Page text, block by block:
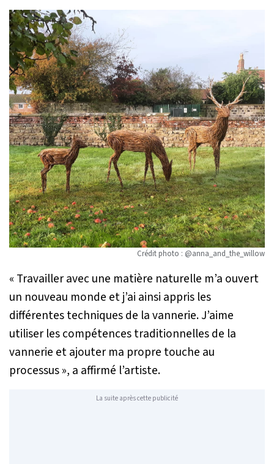
Crédit photo : @anna_and_the_willow
« Travailler avec une matière naturelle m’a ouvert
un nouveau monde et j’ai ainsi appris les
différentes techniques de la vannerie. J’aime
utiliser les compétences traditionnelles de la
vannerie et ajouter ma propre touche au
processus », a affirmé l’artiste.
La suite après cette publicité